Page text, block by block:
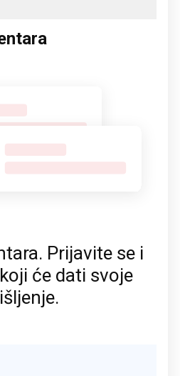
Prijavite se i
će dati svoje